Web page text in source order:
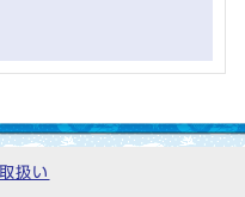
扱い